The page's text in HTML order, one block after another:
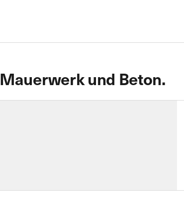
und Beton.